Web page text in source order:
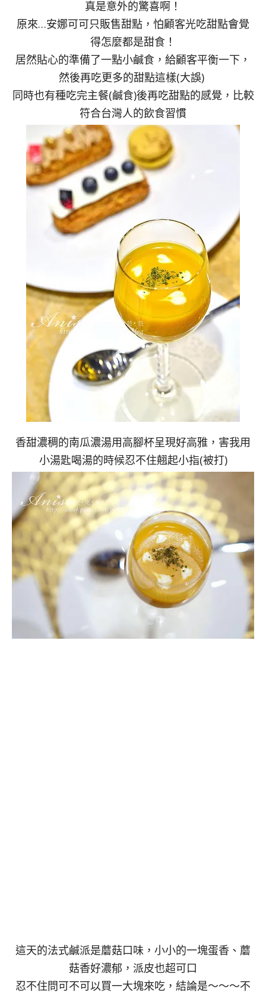
真是意外的驚喜啊！
原來…安娜可可只販售甜點，怕顧客光吃甜點會覺
得怎麼都是甜食！
居然貼心的準備了一點小鹹食，給顧客平衡一下，
然後再吃更多的甜點這樣(大誤)
同時也有種吃完主餐(鹹食)後再吃甜點的感覺，比較
符合台灣人的飲食習慣
香甜濃稠的南瓜濃湯用高腳杯呈現好高雅，害我用
小湯匙喝湯的時候忍不住翹起小指(被打)
這天的法式鹹派是蘑菇口味，小小的一塊蛋香、蘑
菇香好濃郁，派皮也超可口
忍不住問可不可以買一大塊來吃，結論是～～～不